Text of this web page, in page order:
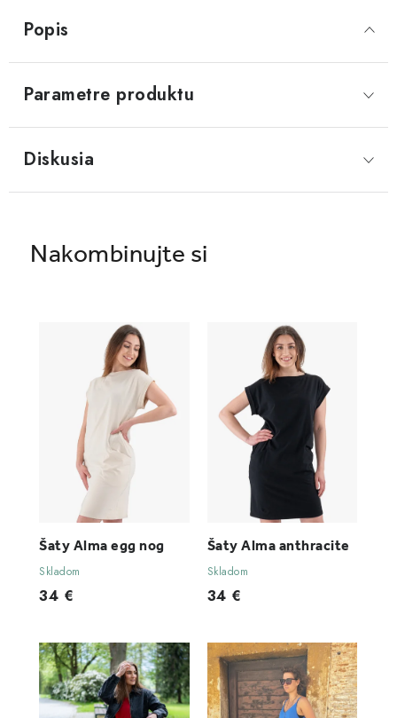
Popis
Parametre produktu
Diskusia
Šaty Alma egg nog
Skladom
34 €
Šaty Alma anthracite
Skladom
34 €